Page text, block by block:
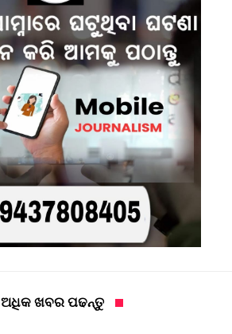
ଅଧିକ ଖବର ପଢନ୍ତୁ